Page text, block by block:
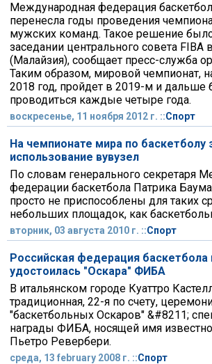
Международная федерация
перенесла годы проведения
мужских команд. Такое решение
заседании центрального совета
(Малайзия), сообщает пресс-служба
Таким образом, мировой чемпионат,
2018 год, пройдет в 2019-м и дальше
проводиться каждые четыре года.
воскресенье, 11 ноября 2012 г. ::Спорт
На чемпионате мира по баскетболу
использование вувузел
По словам генерального секретаря
федерации баскетбола Патрика
просто не приспособлены для таких
небольших площадок, как
вторник, 03 августа 2010 г. ::Спорт
Российская федерация баскетбола
удостоилась "Оскара" ФИБА
В итальянском городе Куаттро
традиционная, 22-я по счету,
"баскетбольных Оскаров" &#8211;
награды ФИБА, носящей имя
Пьетро Ревербери.
среда, 13 february 2008 г. ::Спорт